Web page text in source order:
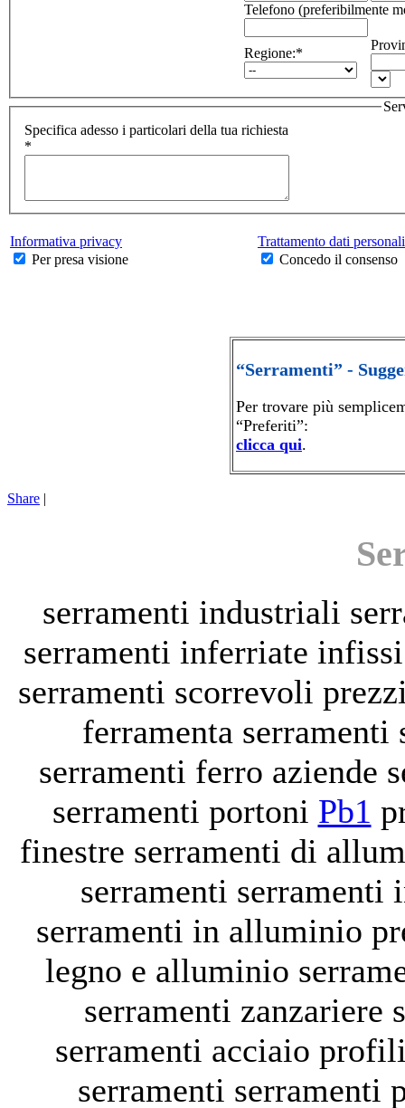
Telefono (preferibilmente
Regione:*
Specifica adesso i particolari della tua richiesta
*
Informativa privacy
Per presa visione
Trattamento dati personali
Concedo il consenso
“Serramenti” -
Per trovare più
“Preferiti”:
clicca qui.
Share
serramenti industriali
serramenti inferriate
serramenti scorrevoli
ferramenta serramenti
serramenti ferro aziende
serramenti portoni Pb1
finestre serramenti di
serramenti serramenti
serramenti in alluminio
legno e alluminio
serramenti zanzariere
serramenti acciaio
serramenti serramenti